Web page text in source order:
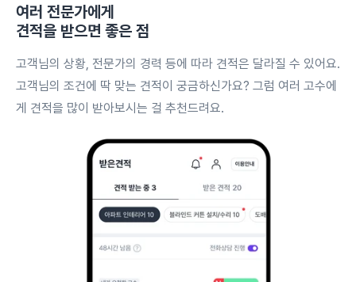
여러 전문가에게
견적을 받으면 좋은 점
고객님의 상황, 전문가의 경력 등에 따라 견적은 달라질 수 있어요.
고객님의 조건에 딱 맞는 견적이 궁금하신가요? 그럼 여러 고수에
게 견적을 많이 받아보시는 걸 추천드려요.